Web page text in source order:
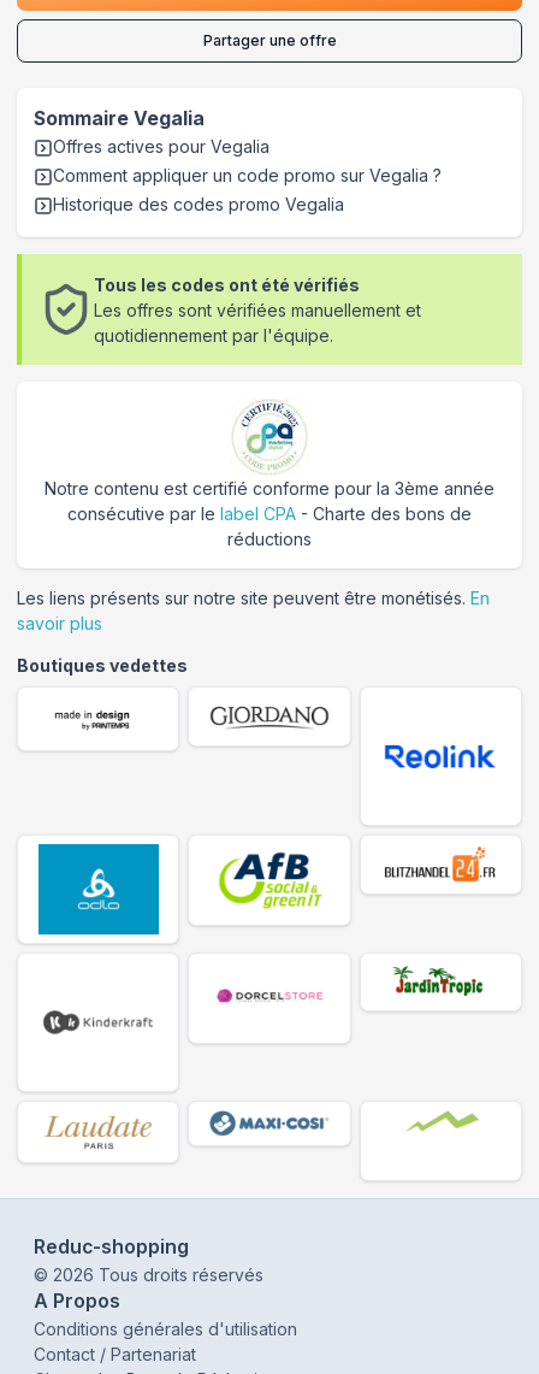
Partager une offre
Sommaire Vegalia
Offres actives pour Vegalia
Comment appliquer un code promo sur Vegalia ?
Historique des codes promo Vegalia
Tous les codes ont été vérifiés
Les offres sont vérifiées manuellement et
quotidiennement par l'équipe.
Notre contenu est certifié conforme pour la 3ème année
consécutive par le label CPA - Charte des bons de
réductions
Les liens présents sur notre site peuvent être monétisés. En
savoir plus
Boutiques vedettes
Reduc-shopping
© 2026 Tous droits réservés
A Propos
Conditions générales d'utilisation
Contact / Partenariat